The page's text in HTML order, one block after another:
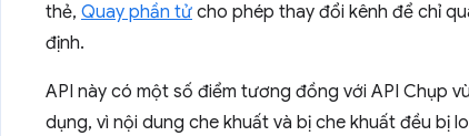
thẻ, Quay phần tử cho phép thay đổi kênh để chỉ
định.
API này có một số điểm tương đồng với API Chụp
dụng, vì nội dung che khuất và bị che khuất đều bị